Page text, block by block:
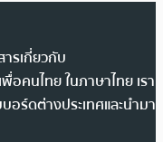
รเกี่ยวกับ
อคนไทย ในภาษาไทย เรา
อร์ดต่างประเทศและนำมา